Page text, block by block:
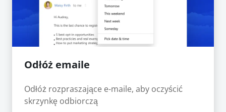
Odłóż emaile
Odłóż rozpraszające e-maile, aby oczyścić
skrzynkę odbiorczą